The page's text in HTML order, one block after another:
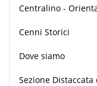
Centralino -
Cenni Storici
Dove siamo
Sezione